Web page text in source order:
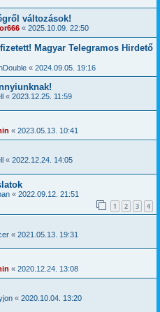
változások!
« 2025.10.09. 22:50
Magyar Telegramos Hirdető
« 2024.09.05. 19:16
« 2023.12.25. 11:59
« 2023.05.13. 10:41
« 2022.12.24. 14:05
« 2022.09.12. 21:51
1 2 3 4
« 2021.05.13. 19:31
« 2020.12.24. 13:08
« 2020.10.04. 13:20